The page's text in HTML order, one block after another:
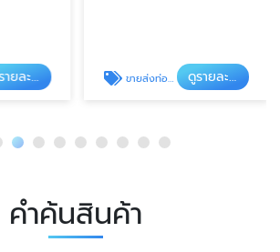
ดูรายละเอียด ขายส่งท่อเหล็กประปา กรุงเทพ ดูรายละเอียด
คำค้นสินค้า